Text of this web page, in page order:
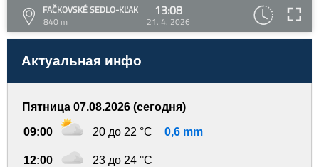
FAČKOVSKÉ SEDLO-KĽAK
840 m
13:08
21. 4. 2026
Актуальная инфо
Пятница 07.08.2026 (сегодня)
09:00 20 до 22 °C 0,6 mm
12:00 23 до 24 °C